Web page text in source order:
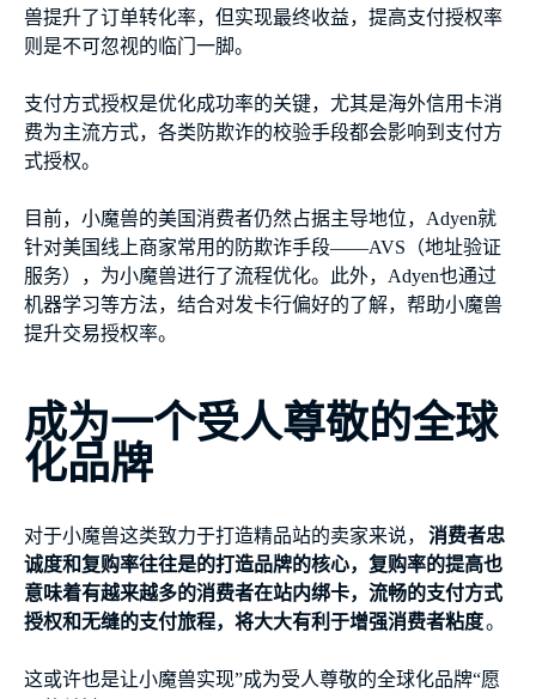
兽提升了订单转化率，但实现最终收益，提高支付授权率
则是不可忽视的临门一脚。
支付方式授权是优化成功率的关键，尤其是海外信用卡消
费为主流方式，各类防欺诈的校验手段都会影响到支付方
式授权。
目前，小魔兽的美国消费者仍然占据主导地位，Adyen就
针对美国线上商家常用的防欺诈手段——AVS（地址验证
服务），为小魔兽进行了流程优化。此外，Adyen也通过
机器学习等方法，结合对发卡行偏好的了解，帮助小魔兽
提升交易授权率。
成为一个受人尊敬的全球
化品牌
对于小魔兽这类致力于打造精品站的卖家来说，
消费者忠
诚度和复购率往往是的打造品牌的核心，复购率的提高也
意味着有越来越多的消费者在站内绑卡，流畅的支付方式
授权和无缝的支付旅程，将大大有利于增强消费者粘度。
这或许也是让小魔兽实现”成为受人尊敬的全球化品牌“愿